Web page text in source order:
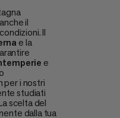
il
Il
e la
e
per i nostri
studiati
scelta del
dalla tua